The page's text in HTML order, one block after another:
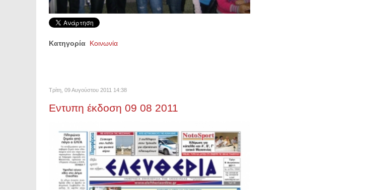
Κατηγορία Κοινωνία
Τρίτη, 09 Αυγούστου 2011 14:38
Εντυπη έκδοση 09 08 2011